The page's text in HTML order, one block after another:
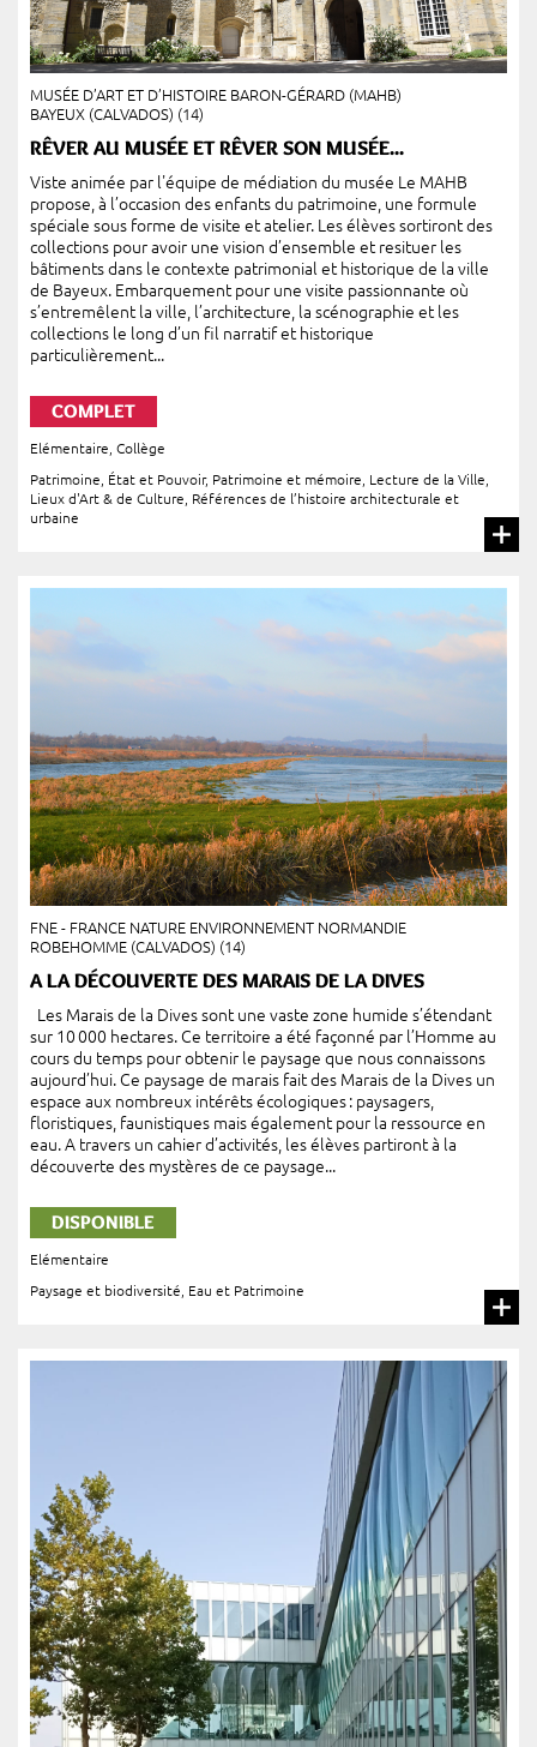
MUSÉE D’ART ET D’HISTOIRE BARON-GÉRARD (MAHB)
BAYEUX (CALVADOS) (14)
RÊVER AU MUSÉE ET RÊVER SON MUSÉE...
Viste animée par l'équipe de médiation du musée Le MAHB
propose, à l’occasion des enfants du patrimoine, une formule
spéciale sous forme de visite et atelier. Les élèves sortiront des
collections pour avoir une vision d’ensemble et resituer les
bâtiments dans le contexte patrimonial et historique de la ville
de Bayeux. Embarquement pour une visite passionnante où
s’entremêlent la ville, l’architecture, la scénographie et les
collections le long d’un fil narratif et historique
particulièrement...
COMPLET
Elémentaire Collège
Patrimoine, État et Pouvoir, Patrimoine et mémoire Lecture de la Ville
Lieux d'Art & de Culture
Références de l’histoire architecturale et
urbaine
FNE - FRANCE NATURE ENVIRONNEMENT NORMANDIE
ROBEHOMME (CALVADOS) (14)
A LA DÉCOUVERTE DES MARAIS DE LA DIVES
Les Marais de la Dives sont une vaste zone humide s’étendant
sur 10 000 hectares. Ce territoire a été façonné par l’Homme au
cours du temps pour obtenir le paysage que nous connaissons
aujourd’hui. Ce paysage de marais fait des Marais de la Dives un
espace aux nombreux intérêts écologiques : paysagers,
floristiques, faunistiques mais également pour la ressource en
eau. A travers un cahier d’activités, les élèves partiront à la
découverte des mystères de ce paysage...
DISPONIBLE
Elémentaire
Paysage et biodiversité
Eau et Patrimoine